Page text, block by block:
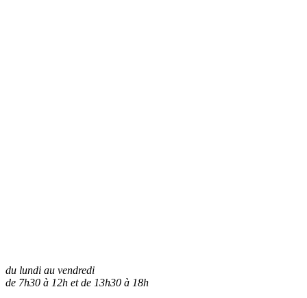
du lundi au vendredi
de 7h30 à 12h et de 13h30 à 18h